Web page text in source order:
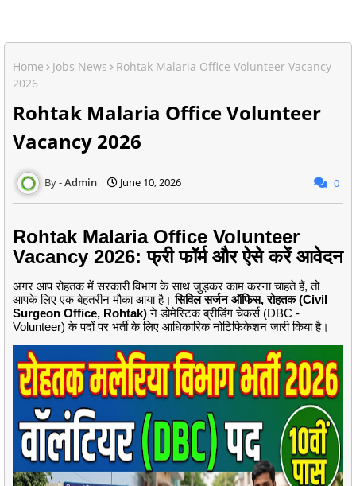
Home Jobs News
Rohtak Malaria Office Volunteer Vacancy
2026
Rohtak Malaria Office Volunteer
Vacancy 2026
Admin June 10, 2026 0
Rohtak Malaria Office Volunteer
Vacancy 2026: फ्री फॉर्म और ऐसे करें आवेदन
अगर आप रोहतक में सरकारी विभाग के साथ जुड़कर काम करना चाहते हैं, तो
आपके लिए एक बेहतरीन मौका आया है।सिविल सर्जन ऑफिस, रोहतक (Civil
Surgeon Office, Rohtak)ने डोमेस्टिक ब्रीडिंग चेकर्स (DBC -
Volunteer) के पदों पर भर्ती के लिए आधिकारिक नोटिफिकेशन जारी किया है।